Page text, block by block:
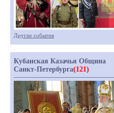
Другие события
Кубанская Казачья Община
Санкт-Петербурга(121)